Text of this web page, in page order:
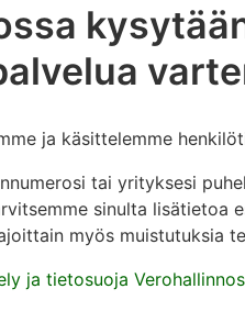
ja käsittelemme
tai yrityksesi
sinulta lisätietoa
myös muistutuksia
ja tietosuoja